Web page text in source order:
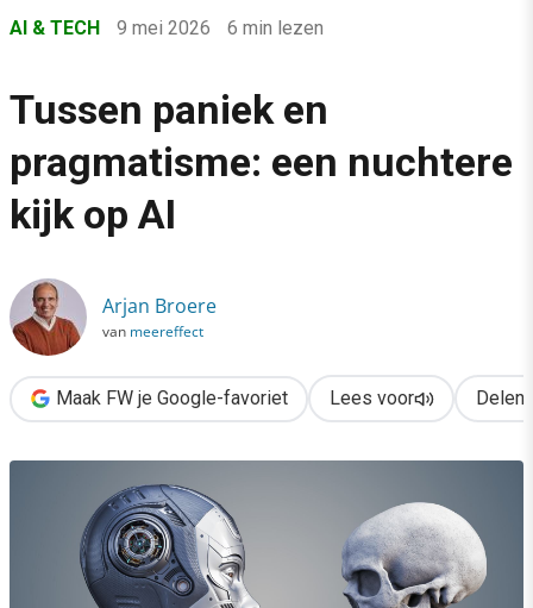
›
AI & Tech
›
Tussen paniek en pragmatisme: een nuchtere kijk op AI
AI & TECH 9 mei 2026 6 min lezen
Tussen paniek en
pragmatisme: een nuchtere
kijk op AI
Arjan Broere
van meereffect
Maak FW je Google-favoriet Lees voor Delen